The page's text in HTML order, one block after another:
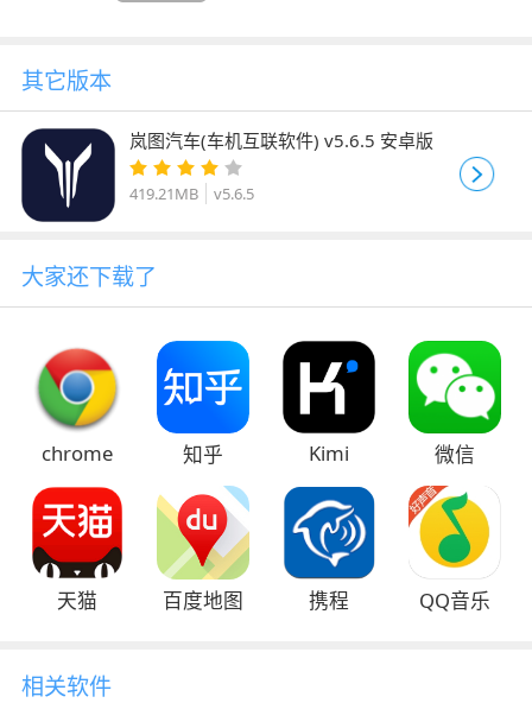
其它版本
岚图汽车(车机互联软件) v5.6.5 安卓版
419.21MB v5.6.5
大家还下载了
chrome 知乎 Kimi 微信
天猫 百度地图 携程 QQ音乐
相关软件